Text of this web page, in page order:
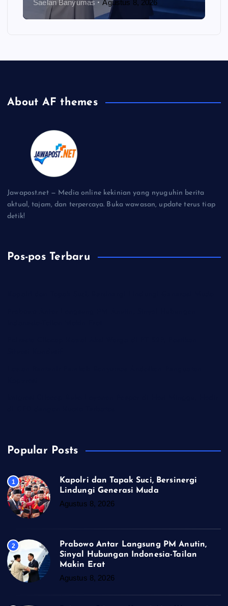
Saelan Banyumas Agustus 8, 2026
About AF themes
Jawapost.net — Media online kekinian yang nyuguhin berita
aktual, tajam, dan terpercaya. Buka wawasan, update terus tiap
detik!
Pos-pos Terbaru
Popular Posts
1
Kapolri dan Tapak Suci, Bersinergi
Lindungi Generasi Muda
Agustus 8, 2026
2
Prabowo Antar Langsung PM Anutin,
Sinyal Hubungan Indonesia-Tailan
Makin Erat
Agustus 8, 2026